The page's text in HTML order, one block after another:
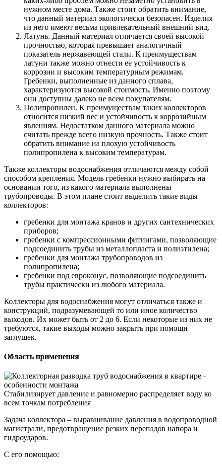
нужном месте дома. Также стоит обратить внимание,
что данный материал экологически безопасен. Изделия
из него имеют весьма привлекательный внешний вид.
Латунь. Данный материал отличается своей высокой
прочностью, которая превышает аналогичный
показатель нержавеющей стали. К преимуществам
латуни также можно отнести ее устойчивость к
коррозии и высоким температурным режимам.
Гребенки, выполненные из данного сплава,
характеризуются высокой стоимость. Именно поэтому
они доступны далеко не всем покупателям.
Полипропилен. К преимуществам таких коллекторов
относится низкий вес и устойчивость к коррозийным
явлениям. Недостатком данного материала можно
считать прежде всего низкую прочность. Также стоит
обратить внимание на плохую устойчивость
полипропилена к высоким температурам.
Также коллекторы водоснабжения отличаются между собой
способом крепления. Модель гребенки нужно выбирать на
основании того, из какого материала выполнены
трубопроводы. В этом плане стоит выделить такие виды
коллекторов:
гребенки для монтажа кранов и других сантехнических
приборов;
гребенки с компрессионными фитингами, позволяющие
подсоединить трубы из металлопласта и полиэтилена;
гребенки для монтажа трубопроводов из
полипропилена;
гребенки под евроконус, позволяющие подсоединить
трубы практически из любого материала.
Коллекторы для водоснабжения могут отличаться также и
конструкций, подразумевающей то или иное количество
выходов. Их может быть от 2 до 6. Если некоторые из них не
требуются, такие выходы можно закрыть при помощи
заглушек.
Область применения
Стабилизирует давление и равномерно распределяет воду ко
всем точкам потребления
Задача коллектора – выравнивание давления в водопроводной
магистрали, предотвращение резких перепадов напора и
гидроударов.
С его помощью: